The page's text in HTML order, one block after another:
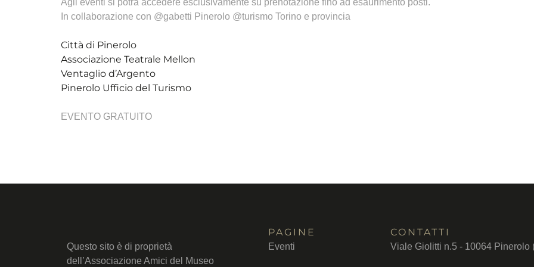
Agli eventi si potrà accedere esclusivamente su prenotazione fino ad esaurimento posti.
In collaborazione con @gabetti Pinerolo @turismo Torino e provincia
Città di Pinerolo
Associazione Teatrale Mellon
Ventaglio d’Argento
Pinerolo Ufficio del Turismo
EVENTO GRATUITO
Questo sito è di proprietà
dell’Associazione Amici del Museo
PAGINE
Eventi
CONTATTI
Viale Giolitti n.5 - 10064 Pinerolo